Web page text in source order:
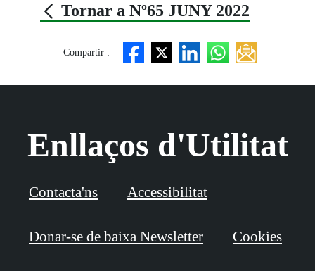
Tornar a Nº65 JUNY 2022
Compartir :
Enllaços d'Utilitat
Contacta'ns Accessibilitat
Donar-se de baixa Newsletter Cookies